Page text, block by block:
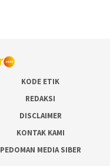
KODE ETIK
REDAKSI
DISCLAIMER
KONTAK KAMI
PEDOMAN MEDIA SIBER